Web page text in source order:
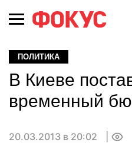
ПОЛИТИКА
В Киеве
временный
20.03.2013 в 20:02